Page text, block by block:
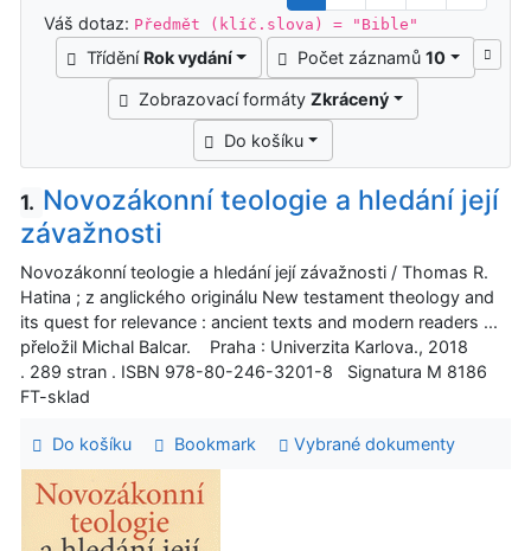
Váš dotaz: Předmět (klíč.slova) = "Bible"
Třídění Rok vydání Počet záznamů 10
Zobrazovací formáty Zkrácený
Do košíku
1. Novozákonní teologie a hledání její
závažnosti
Novozákonní teologie a hledání její závažnosti / Thomas R.
Hatina ; z anglického originálu New testament theology and
its quest for relevance : ancient texts and modern readers ...
přeložil Michal Balcar. Praha : Univerzita Karlova., 2018
. 289 stran . ISBN 978-80-246-3201-8 Signatura M 8186
FT-sklad
Do košíku Bookmark Vybrané dokumenty